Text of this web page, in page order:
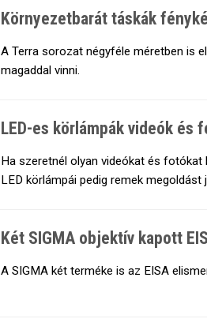
Környezetbarát táskák
A Terra sorozat négyféle méretben is
magaddal vinni.
LED-es körlámpák videók és
Ha szeretnél olyan videókat és fotókat
LED körlámpái pedig remek
Két SIGMA objektív kapott
A SIGMA két terméke is az EISA